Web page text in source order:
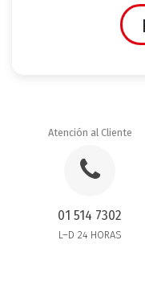
Atención al Cliente
01 514 7302
L–D 24 HORAS